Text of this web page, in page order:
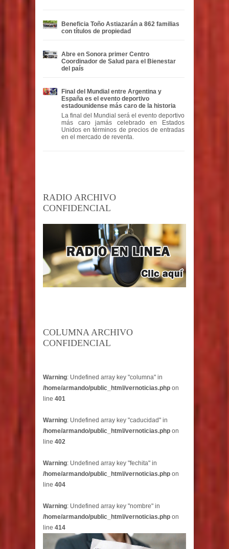
Beneficia Toño Astiazarán a 862 familias
con títulos de propiedad
Abre en Sonora primer Centro
Coordinador de Salud para el Bienestar
del país
Final del Mundial entre Argentina y
España es el evento deportivo
estadounidense más caro de la historia
La final del Mundial será el evento deportivo
más caro jamás celebrado en Estados
Unidos en términos de precios de entradas
en el mercado de reventa.
RADIO ARCHIVO
CONFIDENCIAL
COLUMNA ARCHIVO
CONFIDENCIAL
Warning: Undefined array key "columna" in
/home/armando/public_html/vernoticias.php on
line 401
Warning: Undefined array key "caducidad" in
/home/armando/public_html/vernoticias.php on
line 402
Warning: Undefined array key "fechita" in
/home/armando/public_html/vernoticias.php on
line 404
Warning: Undefined array key "nombre" in
/home/armando/public_html/vernoticias.php on
line 414